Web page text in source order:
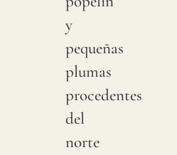
y
pequeñas
plumas
procedentes
del
norte